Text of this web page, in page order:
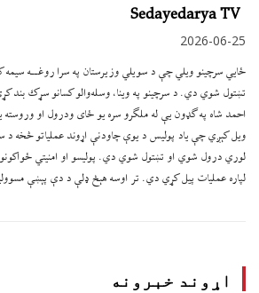
Sedayedarya TV
2026-06-25
ځایي سرچینو ویلي چې د سويلي وزيرستان په سرا روغــه
تښتول شوي دي. د سرچینو په وینا، وسله‌والو کسانو سړک بند
احمد شاه په ګډون یې له ملګرو سره یو ځای ودرول او وروسته
ویل کېږي چې یاد پوليس د یوې چاودنې اړوند عملیاتو څخه د
لوري درول شوي او تښتول شوي دي. پولیسو او امنیتي
لپاره عملیات پیل کړي دي. تر اوسه هېڅ ډلې د دې پېښې
اړوند خبرونه